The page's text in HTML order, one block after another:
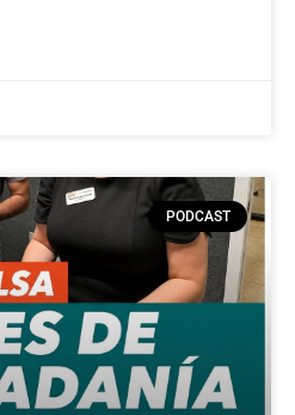
PODCAST